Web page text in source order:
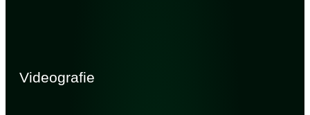
Videografie